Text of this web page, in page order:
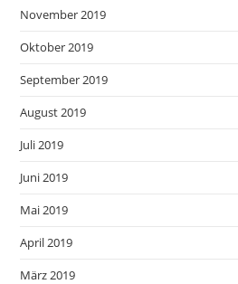
November 2019
Oktober 2019
September 2019
August 2019
Juli 2019
Juni 2019
Mai 2019
April 2019
März 2019